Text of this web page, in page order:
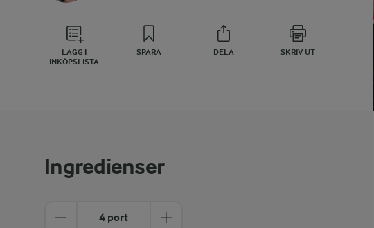
LÄGG I
INKÖPSLISTA
SPARA DELA SKRIV UT
Ingredienser
4 port